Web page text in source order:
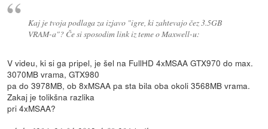
Kaj je tvoja podlaga za izjavo "igre, ki zahtevajo čez 3.5GB
VRAM-a"? Če si sposodim link iz teme o Maxwell-u:
V videu, ki si ga pripel, je šel na FullHD 4xMSAA GTX970 do max.
3070MB vrama, GTX980
pa do 3978MB, ob 8xMSAA pa sta bila oba okoli 3568MB vrama.
Zakaj je tolikšna razlika
pri 4xMSAA?